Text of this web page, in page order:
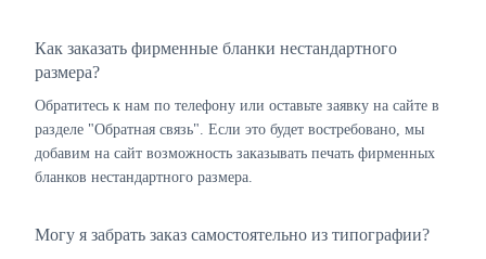
Как заказать фирменные бланки нестандартного
размера?
Обратитесь к нам по телефону или оставьте заявку на сайте в
разделе "Обратная связь". Если это будет востребовано, мы
добавим на сайт возможность заказывать печать фирменных
бланков нестандартного размера.
Могу я забрать заказ самостоятельно из типографии?